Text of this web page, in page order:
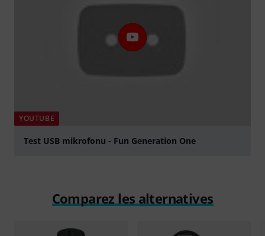
YOUTUBE
Test USB mikrofonu - Fun Generation One
Comparez les alternatives